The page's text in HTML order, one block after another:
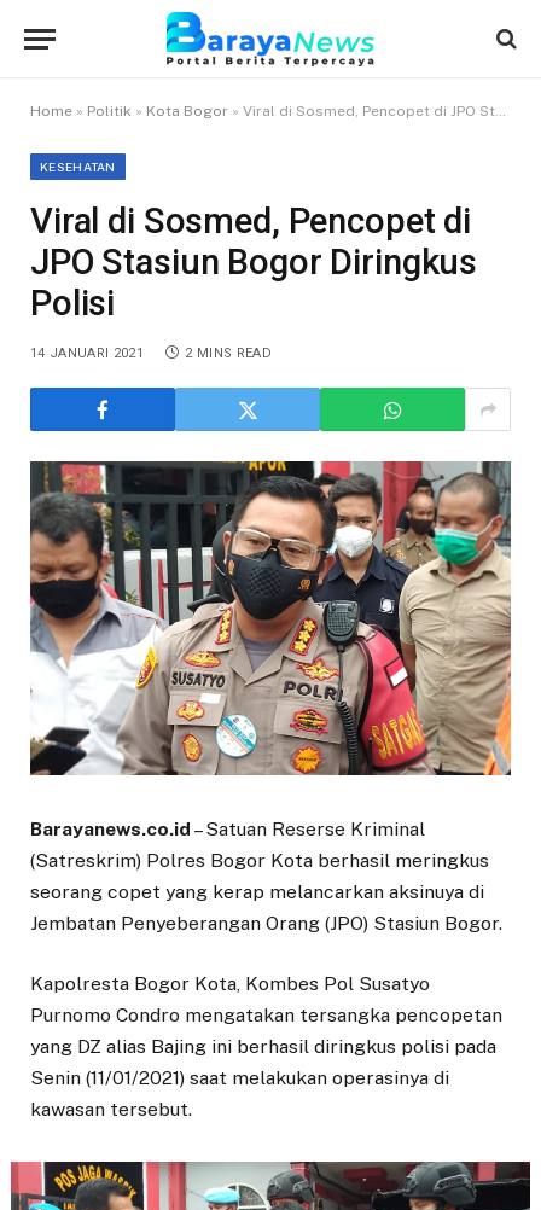
Home » Politik » Kota Bogor » Viral di Sosmed, Pencopet di JPO Stasiun Bogor Diringkus Polisi
KESEHATAN
Viral di Sosmed, Pencopet di
JPO Stasiun Bogor Diringkus
Polisi
14 JANUARI 2021 2 MINS READ
Barayanews.co.id – Satuan Reserse Kriminal
(Satreskrim) Polres Bogor Kota berhasil meringkus
seorang copet yang kerap melancarkan aksinuya di
Jembatan Penyeberangan Orang (JPO) Stasiun Bogor.
Kapolresta Bogor Kota, Kombes Pol Susatyo
Purnomo Condro mengatakan tersangka pencopetan
yang DZ alias Bajing ini berhasil diringkus polisi pada
Senin (11/01/2021) saat melakukan operasinya di
kawasan tersebut.